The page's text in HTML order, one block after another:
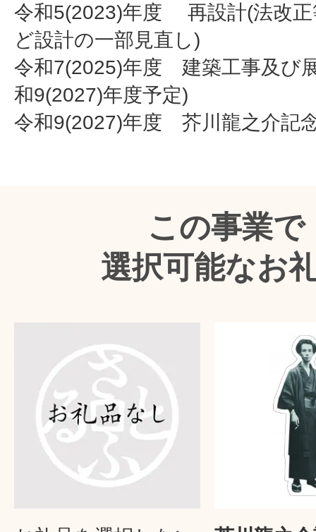
令和5(2023)年度 再設計(法改正
ど設計の一部見直し)
令和7(2025)年度 建築工事及び
和9(2027)年度予定)
令和9(2027)年度 芥川龍之介記
この事業で
選択可能なお